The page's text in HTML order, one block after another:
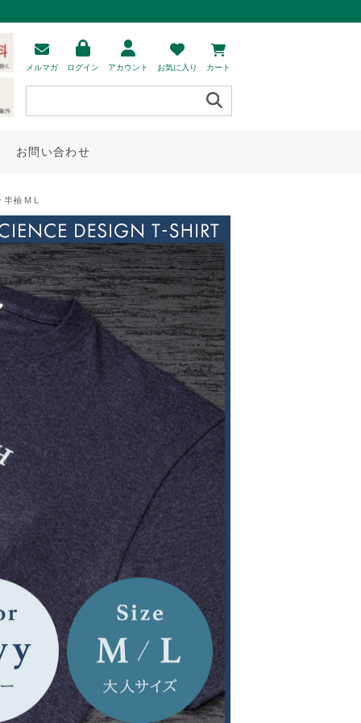
メルマガ ログイン アカウント お気に入り カート
お問い合わせ
袖 M L